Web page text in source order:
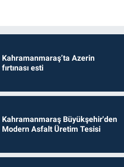
Kahramanmaraş’ta Azerin
fırtınası esti
Kahramanmaraş Büyükşehir'den
Modern Asfalt Üretim Tesisi